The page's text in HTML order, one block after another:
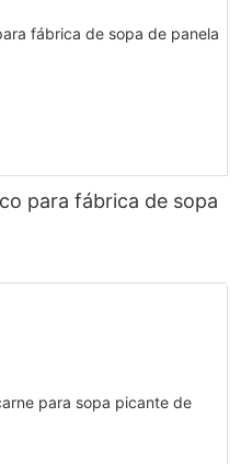
para fábrica de sopa